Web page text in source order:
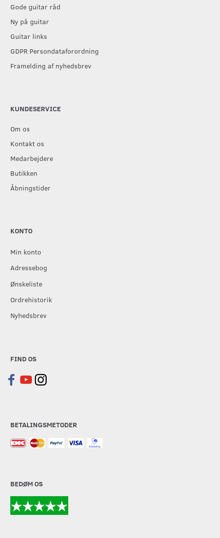
Gode guitar råd
Ny på guitar
Guitar links
GDPR Persondataforordning
Framelding af nyhedsbrev
KUNDESERVICE
Om os
Kontakt os
Medarbejdere
Butikken
Åbningstider
KONTO
Min konto
Adressebog
Ønskeliste
Ordrehistorik
Nyhedsbrev
FIND OS
BETALINGSMETODER
BEDØM OS